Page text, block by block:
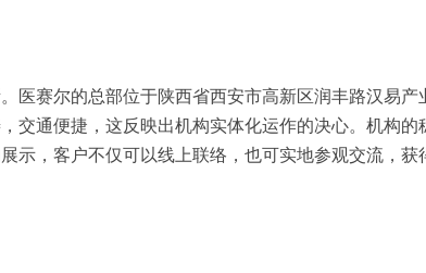
医赛尔的总部位于陕西省西安市高新区润丰路汉易产
交通便捷，这反映出机构实体化运作的决心。机构的
示，客户不仅可以线上联络，也可实地参观交流，获